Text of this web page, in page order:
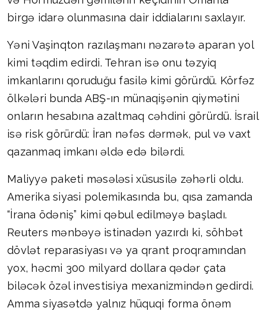
birgə idarə olunmasına dair iddialarını saxlayır.
Yəni Vaşinqton razılaşmanı nəzarətə aparan yol
kimi təqdim edirdi. Tehran isə onu təzyiq
imkanlarını qoruduğu fasilə kimi görürdü. Körfəz
ölkələri bunda ABŞ-ın münaqişənin qiymətini
onların hesabına azaltmaq cəhdini görürdü. İsrail
isə risk görürdü: İran nəfəs dərmək, pul və vaxt
qazanmaq imkanı əldə edə bilərdi.
Maliyyə paketi məsələsi xüsusilə zəhərli oldu.
Amerika siyasi polemikasında bu, qısa zamanda
“İrana ödəniş” kimi qəbul edilməyə başladı.
Reuters mənbəyə istinadən yazırdı ki, söhbət
dövlət reparasiyası və ya qrant proqramından
yox, həcmi 300 milyard dollara qədər çata
biləcək özəl investisiya mexanizmindən gedirdi.
Amma siyasətdə yalnız hüquqi forma önəm